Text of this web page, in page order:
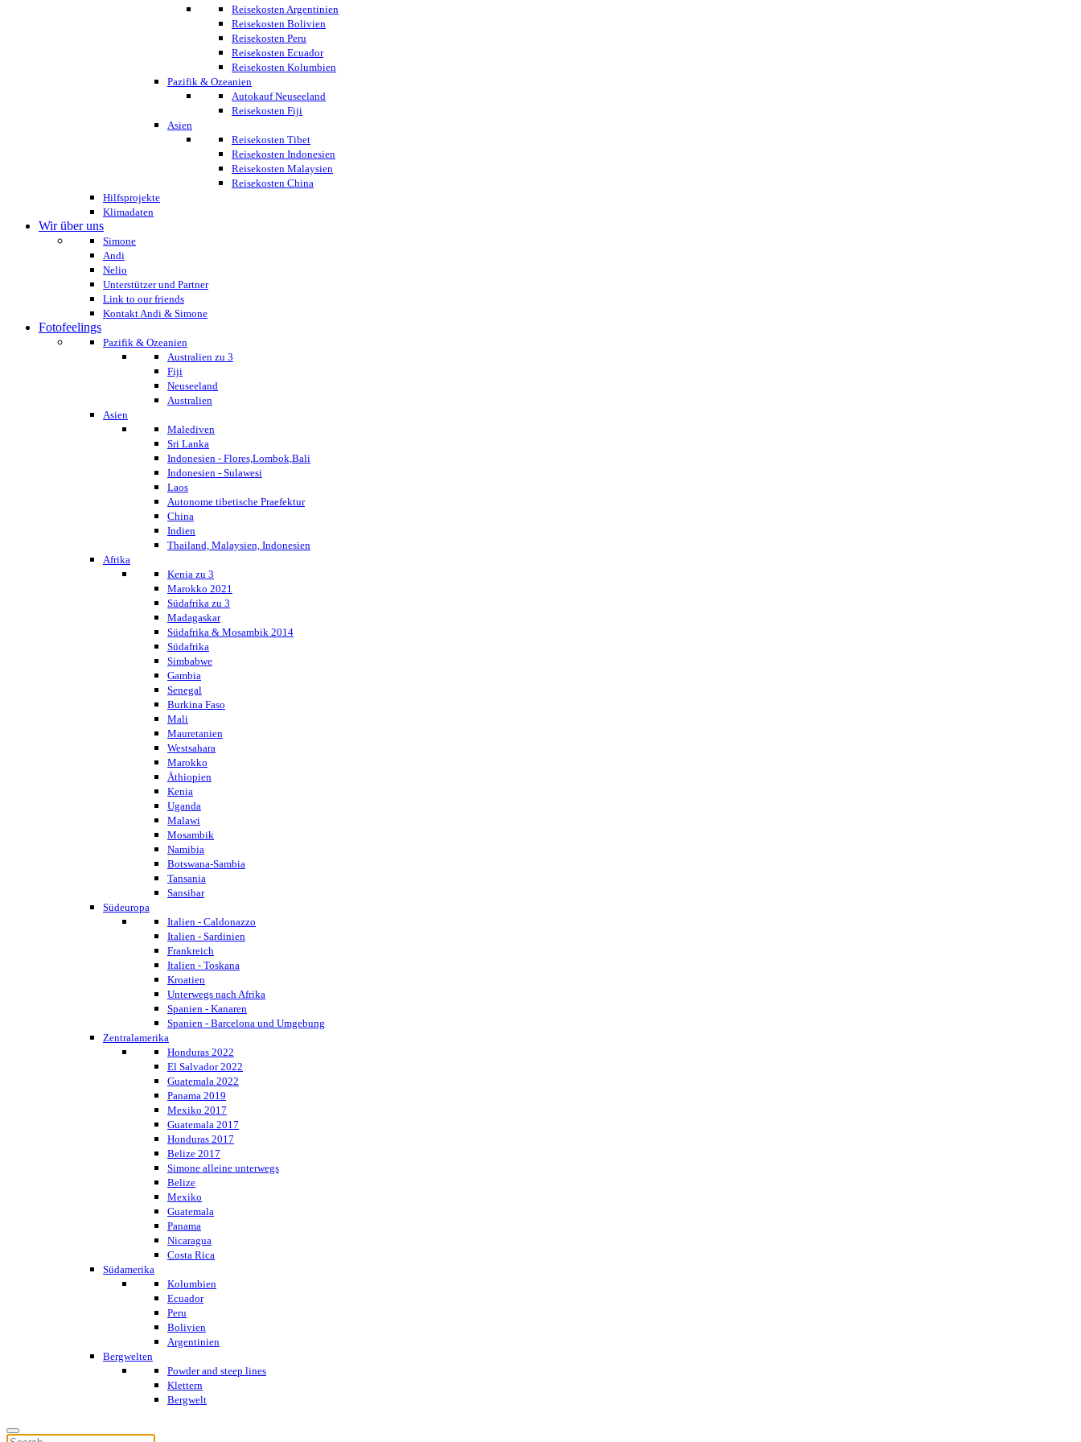
Reisekosten Argentinien
Reisekosten Bolivien
Reisekosten Peru
Reisekosten Ecuador
Reisekosten Kolumbien
Pazifik & Ozeanien
Autokauf Neuseeland
Reisekosten Fiji
Asien
Reisekosten Tibet
Reisekosten Indonesien
Reisekosten Malaysien
Reisekosten China
Hilfsprojekte
Klimadaten
Wir über uns
Simone
Andi
Nelio
Unterstützer und Partner
Link to our friends
Kontakt Andi & Simone
Fotofeelings
Pazifik & Ozeanien
Australien zu 3
Fiji
Neuseeland
Australien
Asien
Malediven
Sri Lanka
Indonesien - Flores,Lombok,Bali
Indonesien - Sulawesi
Laos
Autonome tibetische Praefektur
China
Indien
Thailand, Malaysien, Indonesien
Afrika
Kenia zu 3
Marokko 2021
Südafrika zu 3
Madagaskar
Südafrika & Mosambik 2014
Südafrika
Simbabwe
Gambia
Senegal
Burkina Faso
Mali
Mauretanien
Westsahara
Marokko
Äthiopien
Kenia
Uganda
Malawi
Mosambik
Namibia
Botswana-Sambia
Tansania
Sansibar
Südeuropa
Italien - Caldonazzo
Italien - Sardinien
Frankreich
Italien - Toskana
Kroatien
Unterwegs nach Afrika
Spanien - Kanaren
Spanien - Barcelona und Umgebung
Zentralamerika
Honduras 2022
El Salvador 2022
Guatemala 2022
Panama 2019
Mexiko 2017
Guatemala 2017
Honduras 2017
Belize 2017
Simone alleine unterwegs
Belize
Mexiko
Guatemala
Panama
Nicaragua
Costa Rica
Südamerika
Kolumbien
Ecuador
Peru
Bolivien
Argentinien
Bergwelten
Powder and steep lines
Klettern
Bergwelt